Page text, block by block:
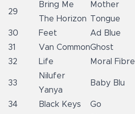
29
Bring Me
The Horizon
Mother
Tongue
30 Feet Ad Blue
31
Van CommonGhost
32
Life Moral Fibre
33
Nilufer
Yanya
Baby Blu
34 Black Keys Go